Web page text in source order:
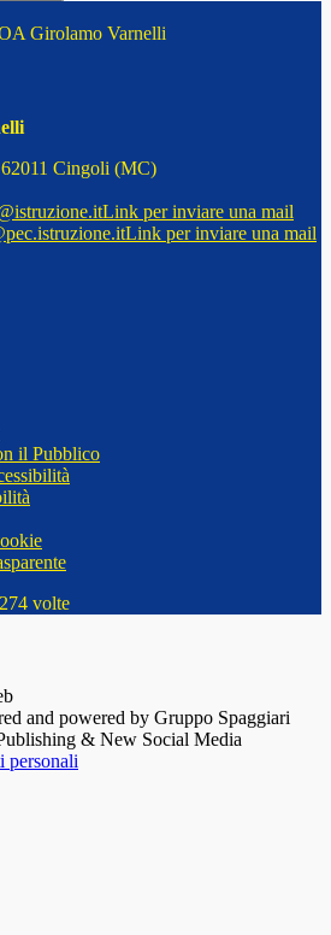
Girolamo Varnelli
Cingoli (MC)
Link per inviare una mail
Link per inviare una mail
il Pubblico
274 volte
and powered by Gruppo Spaggiari
& New Social Media
personali